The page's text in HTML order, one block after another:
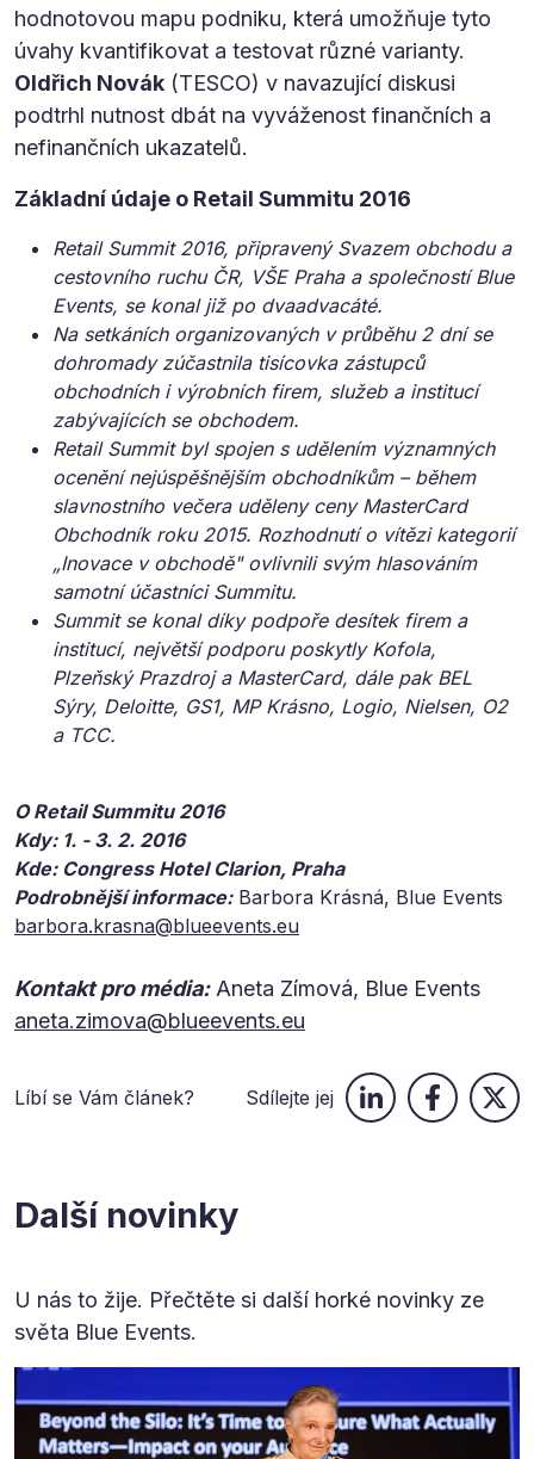
hodnotovou mapu podniku, která umožňuje tyto
úvahy kvantifikovat a testovat různé varianty.
Oldřich Novák (TESCO) v navazující diskusi
podtrhl nutnost dbát na vyváženost finančních a
nefinančních ukazatelů.
Základní údaje o Retail Summitu 2016
Retail Summit 2016, připravený Svazem obchodu a
cestovního ruchu ČR, VŠE Praha a společností Blue
Events, se konal již po dvaadvacáté.
Na setkáních organizovaných v průběhu 2 dní se
dohromady zúčastnila tisícovka zástupců
obchodních i výrobních firem, služeb a institucí
zabývajících se obchodem.
Retail Summit byl spojen s udělením významných
ocenění nejúspěšnějším obchodníkům – během
slavnostního večera uděleny ceny MasterCard
Obchodník roku 2015. Rozhodnutí o vítězi kategorií
„Inovace v obchodě" ovlivnili svým hlasováním
samotní účastníci Summitu.
Summit se konal díky podpoře desítek firem a
institucí, největší podporu poskytly Kofola,
Plzeňský Prazdroj a MasterCard, dále pak BEL
Sýry, Deloitte, GS1, MP Krásno, Logio, Nielsen, O2
a TCC.
O Retail Summitu 2016
Kdy: 1. - 3. 2. 2016
Kde: Congress Hotel Clarion, Praha
Podrobnější informace: Barbora Krásná, Blue Events
barbora.krasna@blueevents.eu
Kontakt pro média: Aneta Zímová, Blue Events
aneta.zimova@blueevents.eu
Líbí se Vám článek? Sdílejte jej
Další novinky
U nás to žije. Přečtěte si další horké novinky ze
světa Blue Events.